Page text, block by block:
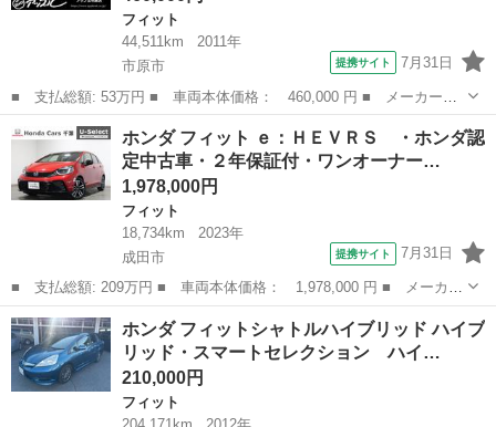
フィット
44,511km
2011年
市原市
提携サイト 7月31日
■ 支払総額: 53万円 ■ 車両本体価格： 460,000 円 ■ メーカー
名： ホンダ ■ 車種名： フィット ■ グレード名： Ｇ ワンオ
ーナー ＥＴＣ ナビ ＴＶ キーレスエントリー 電動格納ミラ
ー ＣＶＴ 盗難防...
市原市 フィット
ホンダ フィット ｅ：ＨＥＶＲＳ ・ホンダ認
定中古車・２年保証付・ワンオーナー…
1,978,000円
フィット
18,734km
2023年
成田市
提携サイト 7月31日
■ 支払総額: 209万円 ■ 車両本体価格： 1,978,000 円 ■ メーカー
名： ホンダ ■ 車種名： フィット ■ グレード名： ｅ：ＨＥＶ
ＲＳ ・ホンダ認定中古車・２年保証付・ワンオーナー・衝突軽減ブ
レーキ・渋...
千葉 成田市 フィット
ホンダ フィットシャトルハイブリッド ハイブ
リッド・スマートセレクション ハイ…
210,000円
フィット